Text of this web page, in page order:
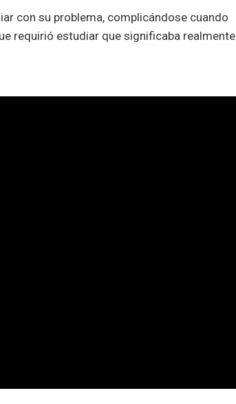
con su problema, complicándose cuando
requirió estudiar que significaba realmente